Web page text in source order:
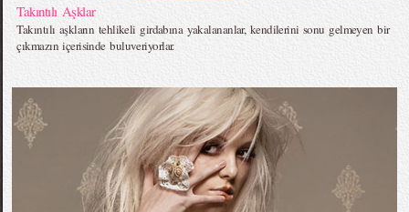
Takıntılı Aşklar
Takıntılı aşkların tehlikeli girdabına yakalananlar, kendilerini sonu gelmeyen bir
çıkmazın içerisinde buluveriyorlar.